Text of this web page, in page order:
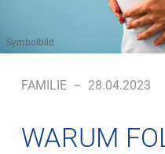
Symbolbild
FAMILIE – 28.04.2023
WARUM